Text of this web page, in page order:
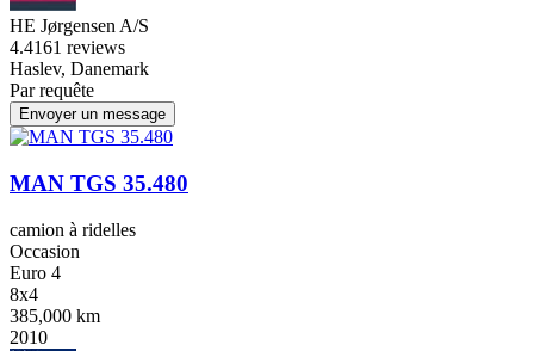
HE Jørgensen A/S
4.4161 reviews
Haslev, Danemark
Par requête
Envoyer un message
MAN TGS 35.480
camion à ridelles
Occasion
Euro 4
8x4
385,000 km
2010